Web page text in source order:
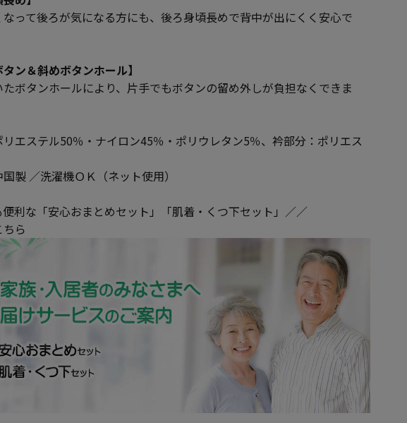
って後ろが気になる方にも、後ろ身頃長めで背中が出にくく安心で
タン＆斜めボタンホール】
ボタンホールにより、片手でもボタンの留め外しが負担なくできま
リエステル50％・ナイロン45％・ポリウレタン5％、衿部分：ポリエス
国製 ／洗濯機ＯＫ（ネット使用）
利な「安心おまとめセット」「肌着・くつ下セット」／／
ら